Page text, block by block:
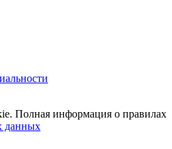
Полная информация о правилах
данных